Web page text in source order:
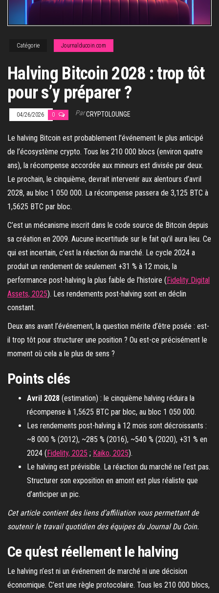
Catégorie Journalducoin.com
Halving Bitcoin 2028 : trop tôt
pour s’y préparer ?
04/26/2026 0 ParCRYPTOLOUNGE
Le halving Bitcoin est probablement l’événement le plus anticipé
de l’écosystème crypto. Tous les 210 000 blocs (environ quatre
ans), la récompense accordée aux mineurs est divisée par deux.
Le prochain, le cinquième, devrait intervenir aux alentours d’avril
2028, au bloc 1 050 000. La récompense passera de 3,125 BTC à
1,5625 BTC par bloc.
C’est un mécanisme inscrit dans le code source de Bitcoin depuis
sa création en 2009. Aucune incertitude sur le fait qu’il aura lieu. Ce
qui est incertain, c’est la réaction du marché. Le cycle 2024 a
produit un rendement de seulement +31 % à 12 mois, la
performance post-halving la plus faible de l’histoire (Fidelity Digital
Assets, 2025). Les rendements post-halving sont en déclin
constant.
Deux ans avant l’événement, la question mérite d’être posée : est-
il trop tôt pour structurer une position ? Ou est-ce précisément le
moment où cela a le plus de sens ?
Points clés
Avril 2028 (estimation) : le cinquième halving réduira la
récompense à 1,5625 BTC par bloc, au bloc 1 050 000.
Les rendements post-halving à 12 mois sont décroissants :
~8 000 % (2012), ~285 % (2016), ~540 % (2020), +31 % en
2024 (Fidelity, 2025 ; Kaiko, 2025).
Le halving est prévisible. La réaction du marché ne l’est pas.
Structurer son exposition en amont est plus réaliste que
d’anticiper un pic.
Cet article contient des liens d’affiliation vous permettant de
soutenir le travail quotidien des équipes du Journal Du Coin.
Ce qu’est réellement le halving
Le halving n’est ni un événement de marché ni une décision
économique. C’est une règle protocolaire. Tous les 210 000 blocs,